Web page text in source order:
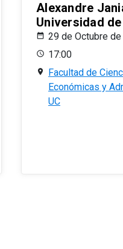
Alexandre
Universidad
29 de Octubre
17:00
Facultad de
Económicas y
UC